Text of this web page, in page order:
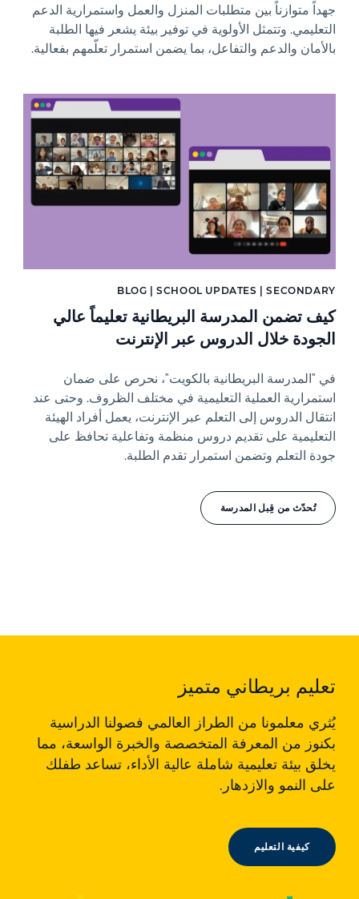
تُحدّث من قِبل المدرسة
جهداً متوازناً بين متطلبات المنزل والعمل واستمرارية الدعم
التعليمي. وتتمثل الأولوية في توفير بيئة يشعر فيها الطلبة
بالأمان والدعم والتفاعل، بما يضمن استمرار تعلّمهم بفعالية.
BLOG | SCHOOL UPDATES | SECONDARY
كيف تضمن المدرسة البريطانية تعليماً عالي
الجودة خلال الدروس عبر الإنترنت
في "المدرسة البريطانية بالكويت"، نحرص على ضمان
استمرارية العملية التعليمية في مختلف الظروف. وحتى عند
انتقال الدروس إلى التعلم عبر الإنترنت، يعمل أفراد الهيئة
التعليمية على تقديم دروس منظمة وتفاعلية تحافظ على
جودة التعلم وتضمن استمرار تقدم الطلبة.
تعليم بريطاني متميز
يُثري معلمونا من الطراز العالمي فصولنا الدراسية
بكنوز من المعرفة المتخصصة والخبرة الواسعة، مما
يخلق بيئة تعليمية شاملة عالية الأداء، تساعد طفلك
على النمو والازدهار.
كيفية التعليم